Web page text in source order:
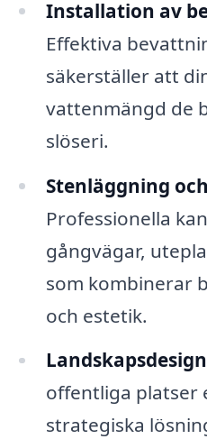
Installation av
Effektiva
säkerställer att
vattenmängd de
slöseri.
Stenläggning
Professionella
gångvägar,
som kombinerar
och estetik.
offentliga platser
strategiska